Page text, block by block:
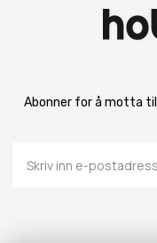
Abonner for å motta